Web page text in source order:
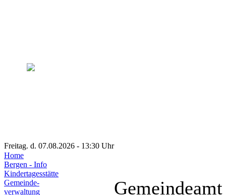
Freitag. d. 07.08.2026 - 13:30 Uhr
Home
Bergen - Info
Kindertagesstätte
Gemeinde-
verwaltung